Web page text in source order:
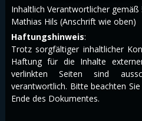
Inhaltlich Verantwortlicher gemäß
Mathias Hils (Anschrift wie oben)
Haftungshinweis:
Trotz sorgfältiger inhaltlicher
Haftung für die Inhalte
verlinkten Seiten sind
verantwortlich. Bitte beachten
Ende des Dokumentes.